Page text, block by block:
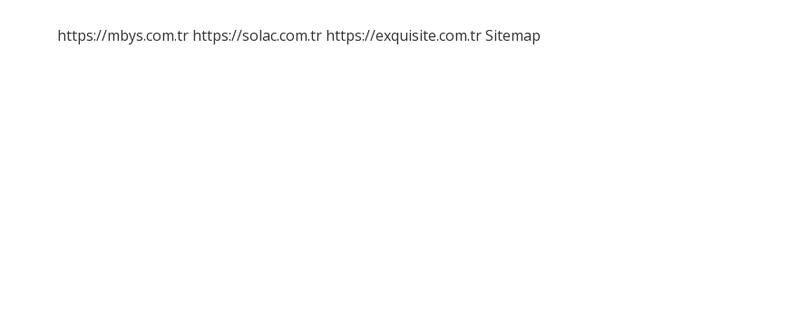
https://mbys.com.tr https://solac.com.tr https://exquisite.com.trSitemap